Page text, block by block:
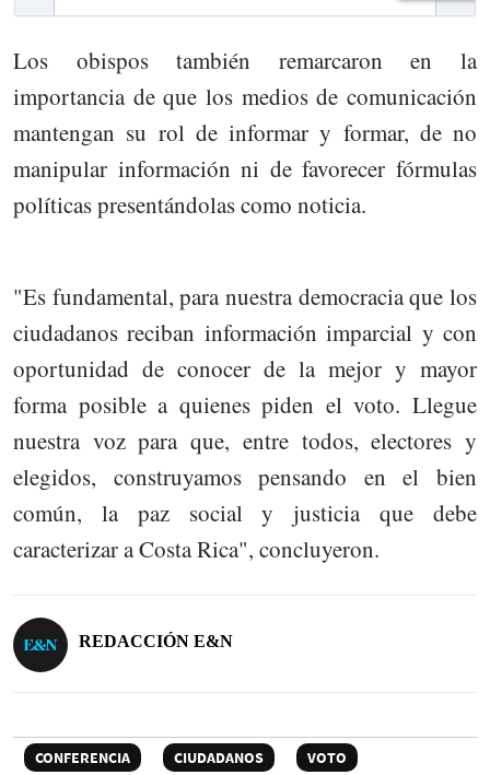
Los obispos también remarcaron en la
importancia de que los medios de comunicación
mantengan su rol de informar y formar, de no
manipular información ni de favorecer fórmulas
políticas presentándolas como noticia.
"Es fundamental, para nuestra democracia que los
ciudadanos reciban información imparcial y con
oportunidad de conocer de la mejor y mayor
forma posible a quienes piden el voto. Llegue
nuestra voz para que, entre todos, electores y
elegidos, construyamos pensando en el bien
común, la paz social y justicia que debe
caracterizar a Costa Rica", concluyeron.
REDACCIÓN E&N
CONFERENCIA CIUDADANOS
VOTO